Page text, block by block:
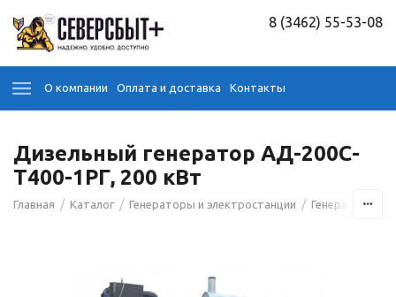
8 (3462) 55-53-08
О компании Оплата и доставка Контакты
Дизельный генератор АД-200С-
Т400-1РГ, 200 кВт
Главная / Каталог / Генераторы и электростанции / Генераторы